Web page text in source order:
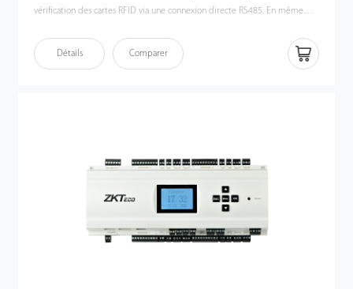
vérification des cartes RFID via une connexion directe RS485. En même
reconnaissance faciale, ainsi que la reconnaissance des empreintes digitales
via la plateforme de sécurité ZKBio CVSecurity de ZKTeco.
Détails Comparer